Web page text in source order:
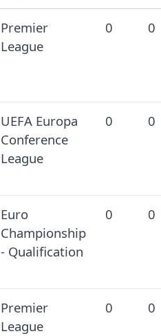
Premier
League
0 0
UEFA Europa
Conference
League
0 0
Euro
Championship
- Qualification
0 0
Premier
League
0 0